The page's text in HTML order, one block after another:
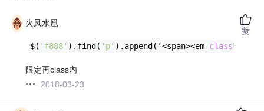
火凤水凰
$( 'f888' ).find( 'p' ).append(‘<span><em class=
限定再class内
2018-03-23
赞